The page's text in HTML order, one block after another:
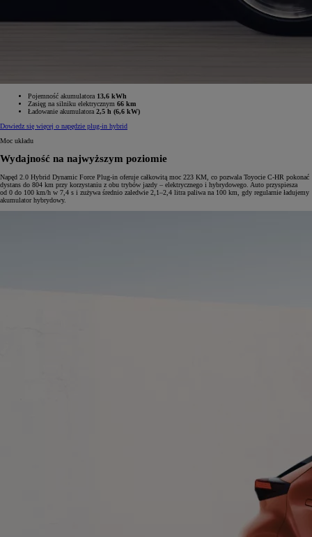
Pojemność akumulatora 13,6 kWh
Zasięg na silniku elektrycznym 66 km
Ładowanie akumulatora 2,5 h (6,6 kW)
Dowiedz się więcej o napędzie plug-in hybrid
Moc układu
Wydajność na najwyższym poziomie
Napęd 2.0 Hybrid Dynamic Force Plug-in oferuje całkowitą moc 223 KM, co pozwala Toyocie C-HR pokonać
dystans do 804 km przy korzystaniu z obu trybów jazdy – elektrycznego i hybrydowego. Auto przyspiesza
od 0 do 100 km/h w 7,4 s i zużywa średnio zaledwie 2,1–2,4 litra paliwa na 100 km, gdy regularnie ładujemy
akumulator hybrydowy.